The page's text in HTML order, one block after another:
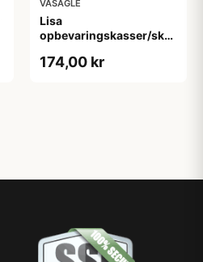
VASAGLE
Lisa
opbevaringskasser/
174,00 kr